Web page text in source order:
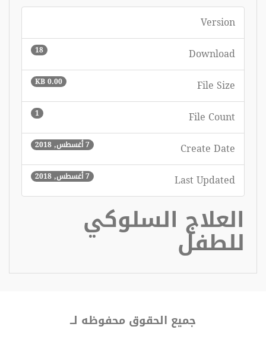
Version
Download
18
File Size
0.00 KB
File Count
1
Create Date 7 أغسطس, 2018
Last Updated 7 أغسطس, 2018
العلاج السلوكي
للطفل
جميع الحقوق محفوظه لــ